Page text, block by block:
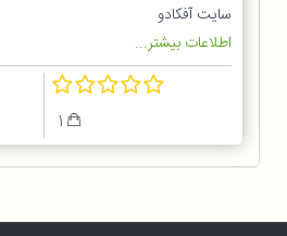
سایت آفکادو
اطلاعات بیشتر...